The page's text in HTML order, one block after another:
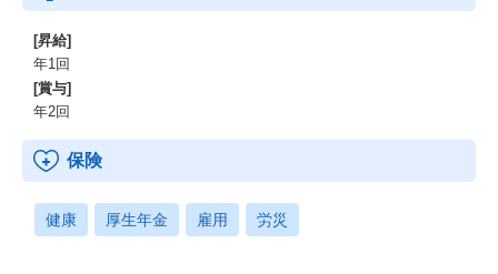
[昇給]
年1回
[賞与]
年2回
保険
健康 厚生年金 雇用 労災